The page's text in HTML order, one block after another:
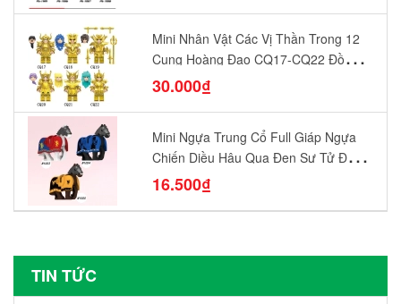
Mini Nhân Vật Các Vị Thần Trong 12
Cung Hoàng Đạo CQ17-CQ22 Đồ
Chơi Lắp Ráp Mô Hình Yêu Thích
30.000₫
Mini Ngựa Trung Cổ Full Giáp Ngựa
Chiến Diều Hâu Quạ Đen Sư Tử Đỏ
N1003 - N1005 Đồ Chơi Lắp Ráp Mô
16.500₫
TIN TỨC